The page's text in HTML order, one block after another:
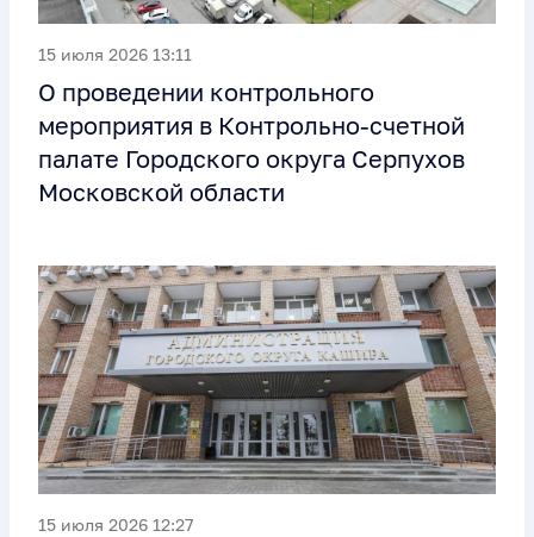
15 июля 2026 13:11
О проведении контрольного
мероприятия в Контрольно-счетной
палате Городского округа Серпухов
Московской области
15 июля 2026 12:27